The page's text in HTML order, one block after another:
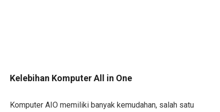
Kelebihan Komputer All in One
Komputer AIO memiliki banyak kemudahan, salah satu